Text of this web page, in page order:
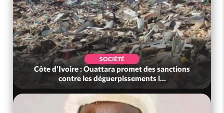
SOCIÉTÉ
Côte d'Ivoire : Ouattara promet des sanctions
contre les déguerpissements i...